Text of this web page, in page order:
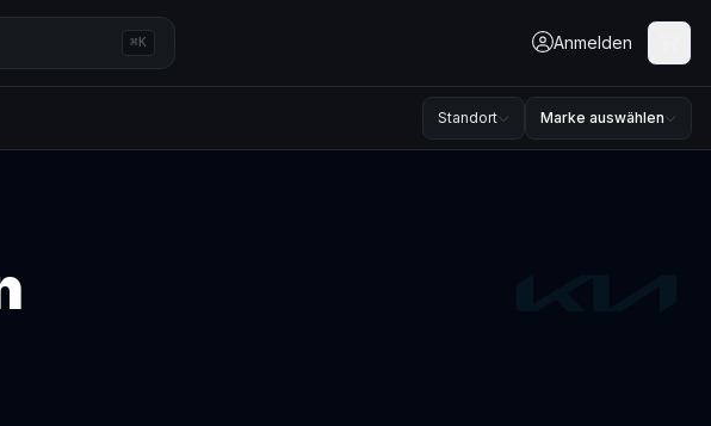
⌘K Anmelden
Standort Marke auswählen